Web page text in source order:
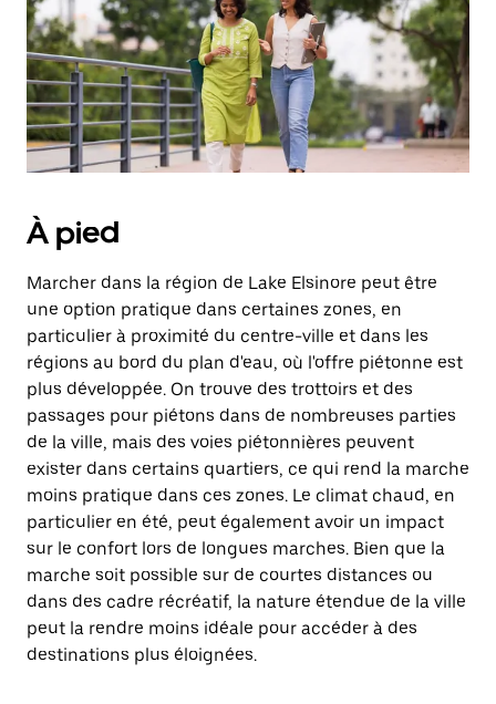
À pied
Marcher dans la région de Lake Elsinore peut être
une option pratique dans certaines zones, en
particulier à proximité du centre-ville et dans les
régions au bord du plan d'eau, où l'offre piétonne est
plus développée. On trouve des trottoirs et des
passages pour piétons dans de nombreuses parties
de la ville, mais des voies piétonnières peuvent
exister dans certains quartiers, ce qui rend la marche
moins pratique dans ces zones. Le climat chaud, en
particulier en été, peut également avoir un impact
sur le confort lors de longues marches. Bien que la
marche soit possible sur de courtes distances ou
dans des cadre récréatif, la nature étendue de la ville
peut la rendre moins idéale pour accéder à des
destinations plus éloignées.